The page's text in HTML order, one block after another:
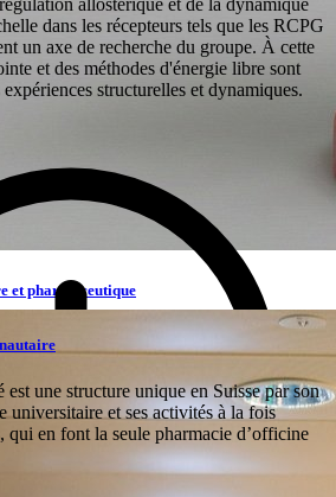
et pharmaceutique
PocketsGPCRsComputational
allostérique et de la dynamique
dans les récepteurs tels que les RCPG
un axe de recherche du groupe. À cette
et des méthodes d'énergie libre sont
structurelles et dynamiques.
est une structure unique en Suisse par son
universitaire et ses activités à la fois
qui en font la seule pharmacie d’officine